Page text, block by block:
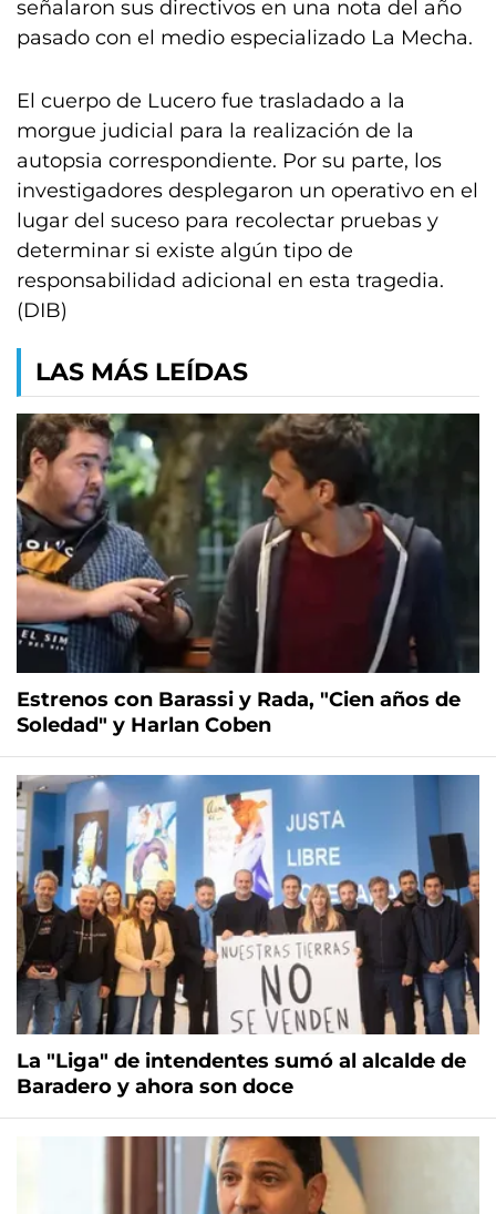
señalaron sus directivos en una nota del año
pasado con el medio especializado La Mecha.
El cuerpo de Lucero fue trasladado a la
morgue judicial para la realización de la
autopsia correspondiente. Por su parte, los
investigadores desplegaron un operativo en el
lugar del suceso para recolectar pruebas y
determinar si existe algún tipo de
responsabilidad adicional en esta tragedia.
(DIB)
LAS MÁS LEÍDAS
Estrenos con Barassi y Rada, "Cien años de
Soledad" y Harlan Coben
La "Liga" de intendentes sumó al alcalde de
Baradero y ahora son doce